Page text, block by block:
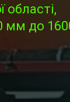
області,
мм до